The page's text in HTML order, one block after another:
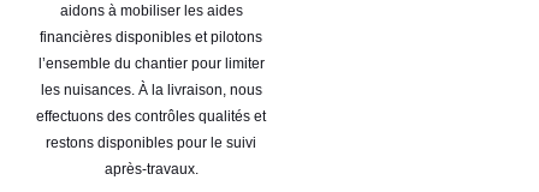
aidons à mobiliser les aides
financières disponibles et pilotons
l’ensemble du chantier pour limiter
les nuisances. À la livraison, nous
effectuons des contrôles qualités et
restons disponibles pour le suivi
après-travaux.